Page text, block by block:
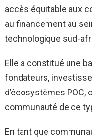
accès équitable aux
au financement au
technologique sud-
Elle a constitué une
fondateurs,
d’écosystèmes POC,
communauté de ce
En tant que